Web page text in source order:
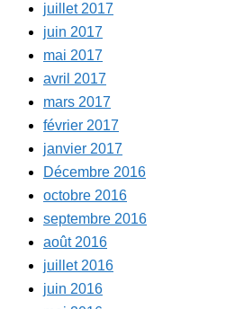
juillet 2017
juin 2017
mai 2017
avril 2017
mars 2017
février 2017
janvier 2017
Décembre 2016
octobre 2016
septembre 2016
août 2016
juillet 2016
juin 2016